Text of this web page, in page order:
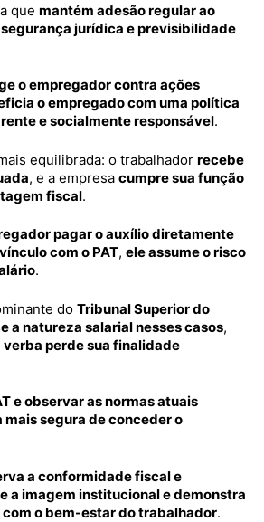
que mantém adesão regular ao
jurídica e previsibilidade
o empregador contra ações
o empregado com uma política
e socialmente responsável.
equilibrada: o trabalhador recebe
, e a empresa cumpre sua função
fiscal.
pagar o auxílio diretamente
com o PAT, ele assume o risco
.
do Tribunal Superior do
a natureza salarial nesses casos,
verba perde sua finalidade
e observar as normas atuais
segura de conceder o
a conformidade fiscal e
a imagem institucional e demonstra
o bem-estar do trabalhador.